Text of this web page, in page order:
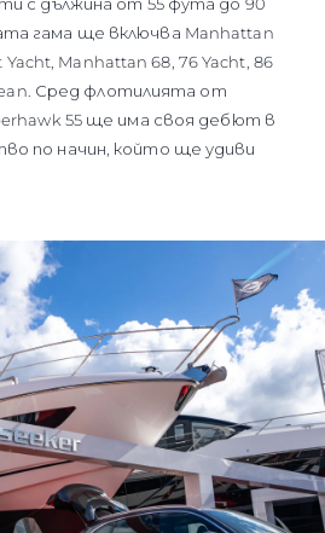
гама ще включва Manhattan
Yacht, Manhattan 68, 76 Yacht, 86
Сред флотилията от
55 ще има своя дебют в
по начин, който ще удиви